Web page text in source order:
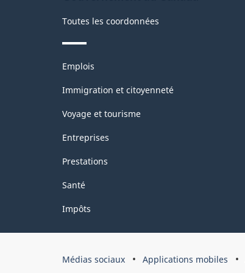
Toutes les coordonnées
Thèmes
sujets
Emplois
Immigration et citoyenneté
Voyage et tourisme
Entreprises
Prestations
Santé
Impôts
Organisation
Médias sociaux Applications mobiles